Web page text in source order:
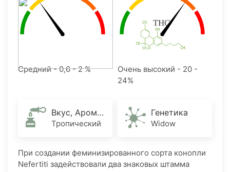
Средний - 0,6 - 2 %
Очень высокий - 20 -
24%
Вкус, Аромат
Тропический
Генетика
Widow
При создании феминизированного сорта конопли
Nefertiti задействовали два знаковых штамма